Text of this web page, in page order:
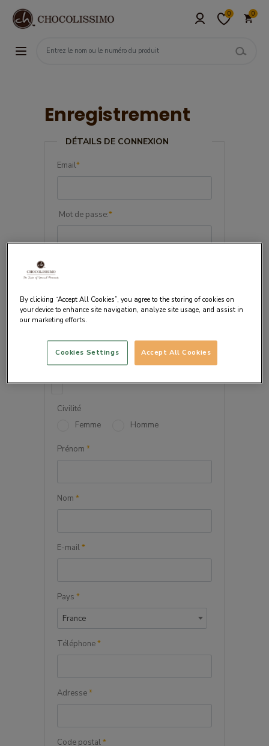
0 0
Enregistrement
DÉTAILS DE CONNEXION
Email*
Mot de passe:*
PERSONNELLES
Civilité
Femme
Homme
Prénom *
Nom *
E-mail*
Pays *
France
Téléphone*
Adresse*
Code postal*
By clicking “Accept All Cookies”, you agree to the storing of cookies on
your device to enhance site navigation, analyze site usage, and assist in
our marketing efforts.
Accept All Cookies
Cookies Settings